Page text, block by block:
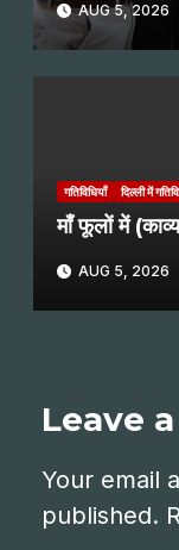
AUG 5, 2026
गतिविधियाँ दिल्ली में
माँ फूलों में
AUG 5, 2026
Leave
Your email
published.